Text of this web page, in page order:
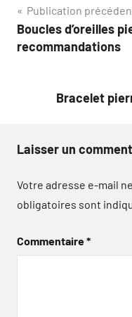
Navigation
de
Publication
Boucles d’oreilles
recommandations
Bracelet
Laisser un
Votre adresse e-mail
obligatoires sont
Commentaire*